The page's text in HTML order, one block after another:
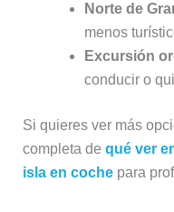
Norte de
menos
Excursión
conducir o
Si quieres ver más
completa de qué ver
isla en cochepara